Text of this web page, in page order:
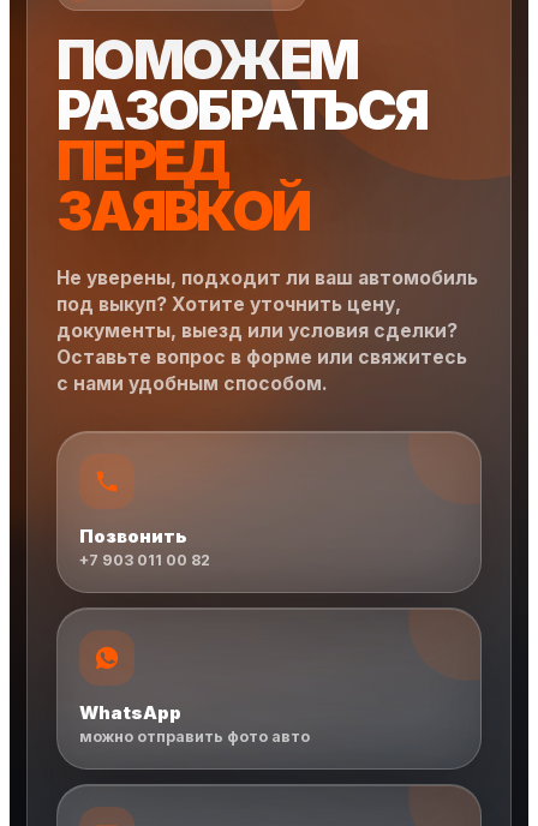
ПОМОЖЕМ
РАЗОБРАТЬСЯ
ПЕРЕД
ЗАЯВКОЙ
Не уверены, подходит ли ваш автомобиль
под выкуп? Хотите уточнить цену,
документы, выезд или условия сделки?
Оставьте вопрос в форме или свяжитесь
с нами удобным способом.
Позвонить
+7 903 011 00 82
WhatsApp
можно отправить фото авто